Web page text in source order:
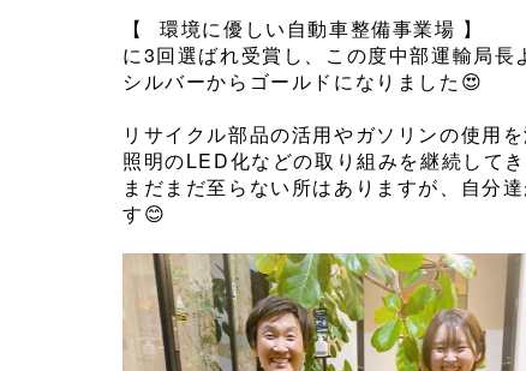
【⠀環境に優しい自動車整備事業場 】
に3回選ばれ受賞し、この度中部運輸局長
シルバーからゴールドになりました😍
リサイクル部品の活用やガソリンの使用を
照明のLED化などの取り組みを継続してき
まだまだ至らない所はありますが、自分
す😊